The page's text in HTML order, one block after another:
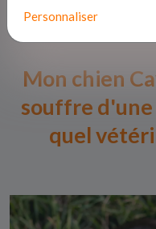
Mon chien
souffre d'une
quel
Personnaliser